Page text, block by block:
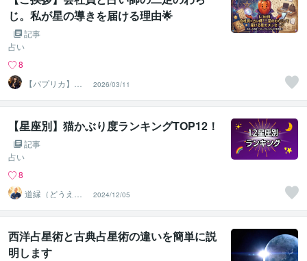
じ。私が星の導きを届ける理由🌟
記事
占い
8
【パプリカ】東
洋×西洋で導く鑑
定士
2026/03/11
【星座別】猫かぶり度ランキングTOP12！
記事
占い
8
道縁（どうえ
ん）☆チャネリ
ングタロット
2024/12/05
西洋占星術と古典占星術の違いを簡単に説
明します